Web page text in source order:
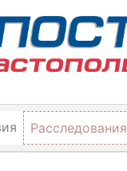
Расследования